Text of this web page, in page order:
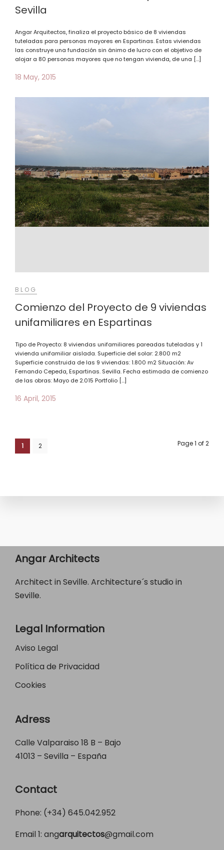
Sevilla
Angar Arquitectos, finaliza el proyecto básico de 8 viviendas
tuteladas para personas mayores en Espartinas. Estas viviendas
las construye una fundación sin ánimo de lucro con el objetivo de
alojar a 80 personas mayores que no tengan vivienda, de una […]
18 May, 2015
BLOG
Comienzo del Proyecto de 9 viviendas
unifamiliares en Espartinas
Tipo de Proyecto: 8 viviendas unifamiliares pareadas tuteladas y 1
vivienda unifamiliar aislada. Superficie del solar: 2.800 m2
Superficie construida de las 9 viviendas: 1.800 m2 Situación: Av
Fernando Cepeda, Espartinas. Sevilla. Fecha estimada de comienzo
de las obras: Mayo de 2.015 Portfolio […]
16 April, 2015
1 2 Page 1 of 2
Angar Architects
Architect in Seville. Architecture´s studio in
Seville.
Legal Information
Aviso Legal
Política de Privacidad
Cookies
Adress
Calle Valparaiso 18 B – Bajo
41013 – Sevilla – España
Contact
Phone: (+34) 645.042.952
Email 1: angarquitectos@gmail.com